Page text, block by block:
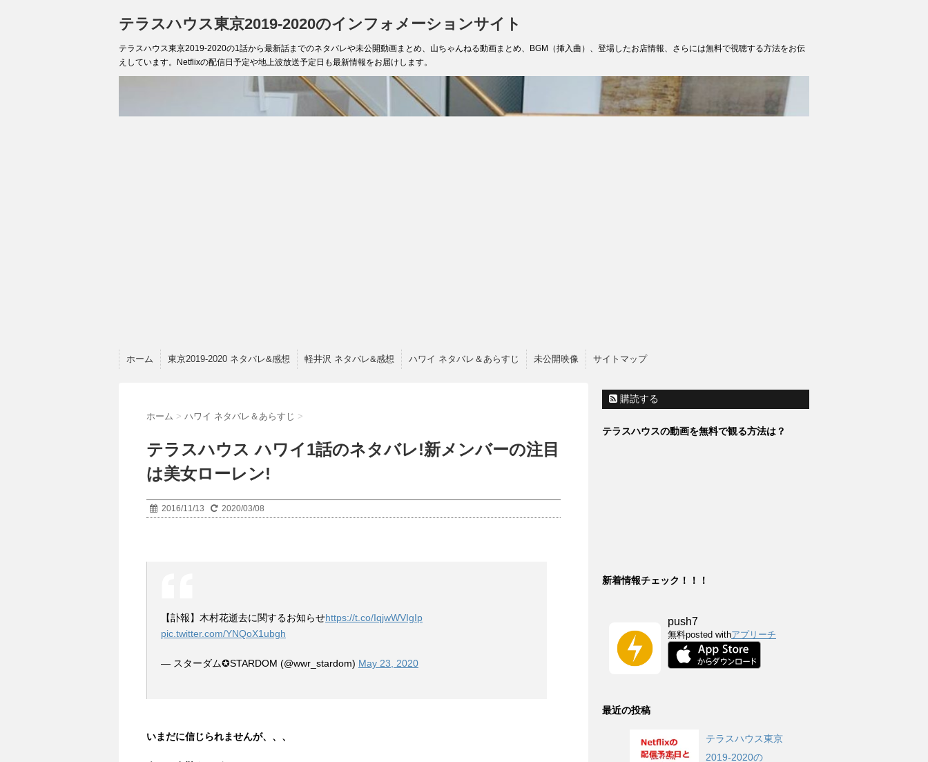
テラスハウス東京2019-2020のインフォメーションサイト
テラスハウス東京2019-2020の1話から最新話までのネタバレや未公開動画まとめ、山ちゃんねる動画まとめ、BGM（挿入曲）、登場したお店情報、さらには無料で視聴する方法をお伝
えしています。Netflixの配信日予定や地上波放送予定日も最新情報をお届けします。
ホーム 東京2019-2020 ネタバレ&感想 軽井沢 ネタバレ&感想 ハワイ ネタバレ＆あらすじ 未公開映像 サイトマップ
ホーム > ハワイ ネタバレ＆あらすじ >
テラスハウス ハワイ1話のネタバレ!新メンバーの注目
は美女ローレン!
2016/11/13 2020/03/08
【訃報】木村花逝去に関するお知らせ
購読する
テラスハウスの動画を無料で観る方法は？
新着情報チェック！！！
push7
無料posted withアプリーチ
最近の投稿
テラスハウス東京
2019-2020の